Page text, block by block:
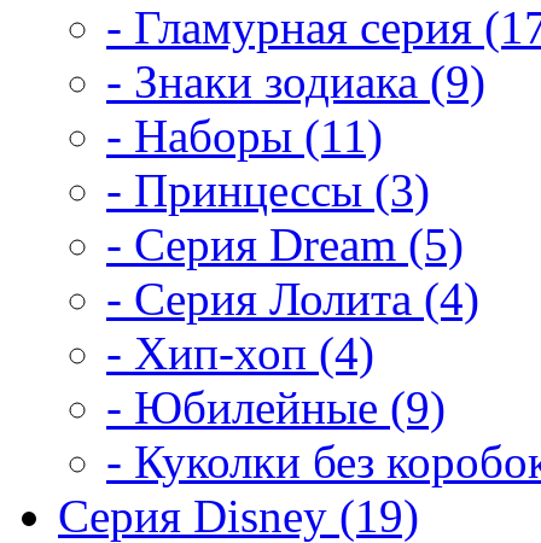
- Гламурная серия
- Знаки зодиака (9)
- Наборы (11)
- Принцессы (3)
- Серия Dream (5)
- Серия Лолита (4)
- Хип-хоп (4)
- Юбилейные (9)
- Куколки без
Серия Disney (19)